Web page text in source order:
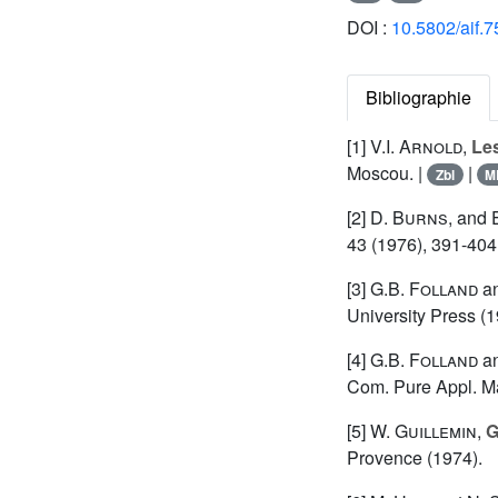
DOI : 10.5802/
Bibliographie
[1]V.I. Arnold,
Moscou. |
Zbl |
[2] D. Burns, and
43 (1976), 391-
[3]G.B. Folland
University Press
[4]G.B. Folland
Com. Pure Appl.
[5]W. Guillemin,
Provence (1974).